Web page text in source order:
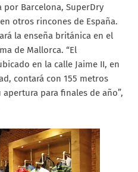
Barcelona, SuperDry
otros rincones de España.
la enseña británica en el
de Mallorca. “El
en la calle Jaime II, en
contará con 155 metros
para finales de año”,